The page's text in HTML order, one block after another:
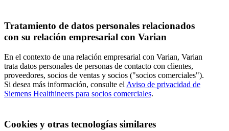
Tratamiento de datos personales relacionados
con su relación empresarial con Varian
En el contexto de una relación empresarial con Varian, Varian
trata datos personales de personas de contacto con clientes,
proveedores, socios de ventas y socios ("socios comerciales").
Si desea más información, consulte el Aviso de privacidad de
Siemens Healthineers para socios comerciales.
Cookies y otras tecnologías similares